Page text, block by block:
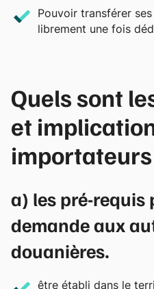
Pouvoir transférer ses
librement une fois
Quels sont
et
importateurs
a) les pré-requis
demande aux
douanières.
être établi dans le